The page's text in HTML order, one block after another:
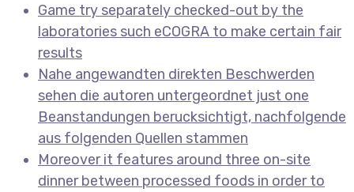
Game try separately checked-out by the
laboratories such eCOGRA to make certain fair
results
Nahe angewandten direkten Beschwerden
sehen die autoren untergeordnet just one
Beanstandungen berucksichtigt, nachfolgende
aus folgenden Quellen stammen
Moreover it features around three on-site
dinner between processed foods in order to